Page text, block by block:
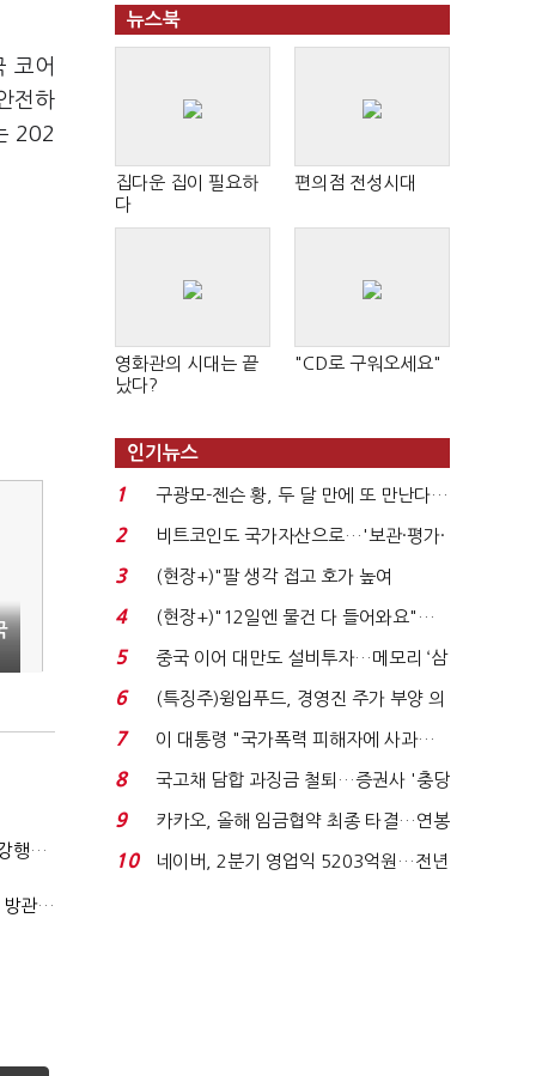
코어
전하
202
(단독)법원엔 "가치 0원"이라더니…소송 중 '500원 유증' 강행한 라인게임즈
(단독)한공회, 'CB 뻥튀기' 논란 평가모형 한계 인정…당국 방관 속 장부 왜곡 수두룩
뉴스북
집다운 집이 필요하
다
편의점 전성시대
영화관의 시대는 끝
났다?
"CD로 구워오세요"
인기뉴스
1
구광모-젠슨 황, 두 달 만에 또 만난다…
로봇·AI 등 논...
2
비트코인도 국가자산으로…'보관·평가·
처분' 기준은 ...
3
(현장+)"팔 생각 접고 호가 높여
요"…'덜 똘똘한 한 채' 20...
4
(현장+)"12일엔 물건 다 들어와요"…
빈 매대 채우며 문 연 ...
5
중국 이어 대만도 설비투자…메모리 ‘삼
국전쟁’
6
(특징주)윙입푸드, 경영진 주가 부양 의
지에 상한가...
7
이 대통령 "국가폭력 피해자에 사과…
적극적 조사로 진...
8
국고채 담합 과징금 철퇴…증권사 '충당
금 폭탄' 우려...
9
카카오, 올해 임금협약 최종 타결…연봉
6.3% 인상·격려...
10
네이버, 2분기 영업익 5203억원…전년